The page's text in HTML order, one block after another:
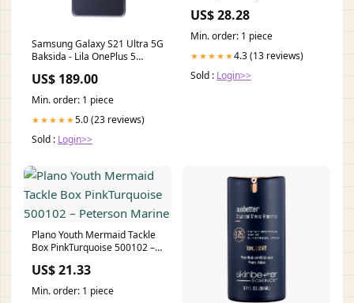
Samsung Galaxy S21 Ultra 5G
Baksida - Lila OnePlus 5
US$ 189.00
Min. order: 1 piece
★★★★★5.0 (23 reviews)
Sold : Login>>
US$ 28.28
Min. order: 1 piece
★★★★★4.3 (13 reviews)
Sold : Login>>
Plano Youth Mermaid Tackle
Box PinkTurquoise 500102 –
US$ 21.33
Min. order: 1 piece